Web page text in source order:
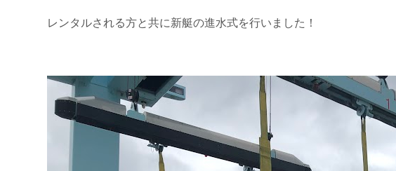
レンタルされる方と共に新艇の進水式を行いました！